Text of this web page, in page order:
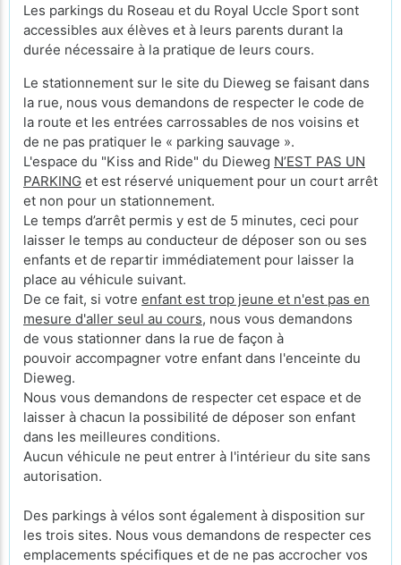
Les parkings du Roseau et du Royal Uccle Sport sont
accessibles aux élèves et à leurs parents durant la
durée nécessaire à la pratique de leurs cours.
Le stationnement sur le site du Dieweg se faisant dans
la rue, nous vous demandons de respecter le code de
la route et les entrées carrossables de nos voisins et
de ne pas pratiquer le « parking sauvage ».
L'espace du "Kiss and Ride" du Dieweg N’EST PAS UN
PARKING et est réservé uniquement pour un court arrêt
et non pour un stationnement.
Le temps d’arrêt permis y est de 5 minutes, ceci pour
laisser le temps au conducteur de déposer son ou ses
enfants et de repartir immédiatement pour laisser la
place au véhicule suivant.
De ce fait, si votre enfant est trop jeune et n'est pas en
mesure d'aller seul au cours, nous vous demandons
de vous stationner dans la rue de façon à
pouvoir accompagner votre enfant dans l'enceinte du
Dieweg.
Nous vous demandons de respecter cet espace et de
laisser à chacun la possibilité de déposer son enfant
dans les meilleures conditions.
Aucun véhicule ne peut entrer à l'intérieur du site sans
autorisation.
Des parkings à vélos sont également à disposition sur
les trois sites. Nous vous demandons de respecter ces
emplacements spécifiques et de ne pas accrocher vos